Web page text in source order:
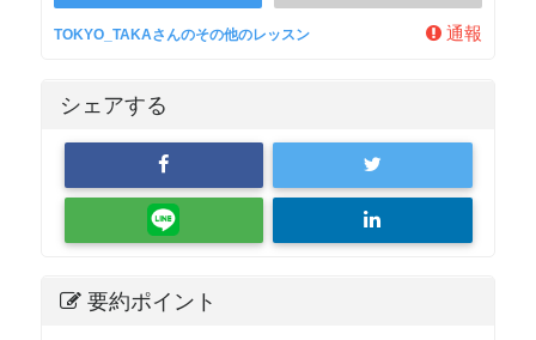
TOKYO_TAKAさんのその他のレッスン 通報
シェアする
要約ポイント